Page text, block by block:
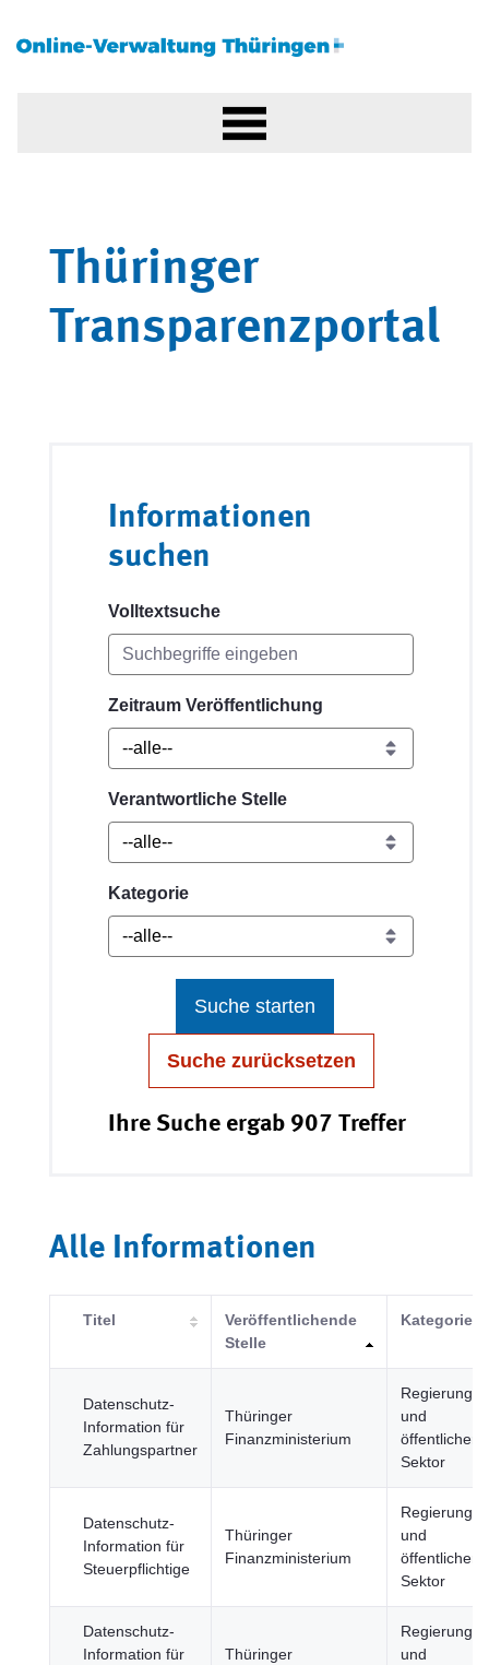
Thüringer
Transparenzportal
Informationen
suchen
Volltextsuche
Zeitraum Veröffentlichung
Verantwortliche Stelle
Kategorie
Suche starten
Suche zurücksetzen
Ihre Suche ergab 907 Treffer
Alle Informationen
Titel
Veröffentlichende
Stelle
Kategorie
Datenschutz-
Information für
Zahlungspartner
Thüringer
Finanzministerium
Regierung
und
öffentlicher
Sektor
Datenschutz-
Information für
Steuerpflichtige
Thüringer
Finanzministerium
Regierung
und
öffentlicher
Sektor
Datenschutz-
Information für
Thüringer
Regierung
und